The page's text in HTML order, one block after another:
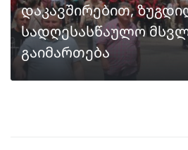
დაკავშირებით,
სადღესასწაულო
გაიმართება